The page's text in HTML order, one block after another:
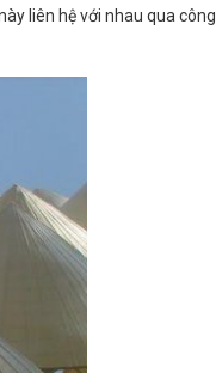
liên hệ với nhau qua công